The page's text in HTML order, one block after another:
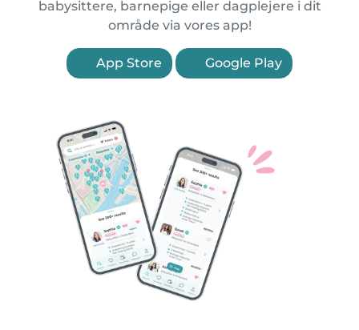
babysittere, barnepige eller dagplejere i dit
område via vores app!
App Store Google Play